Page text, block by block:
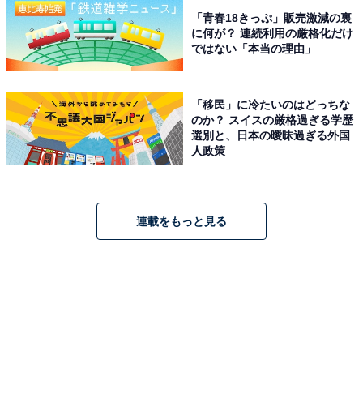
「青春18きっぷ」販売激減の裏
に何が？ 連続利用の厳格化だけ
ではない「本当の理由」
「移民」に冷たいのはどっちな
のか？ スイスの厳格過ぎる学歴
選別と、日本の曖昧過ぎる外国
人政策
連載をもっと見る